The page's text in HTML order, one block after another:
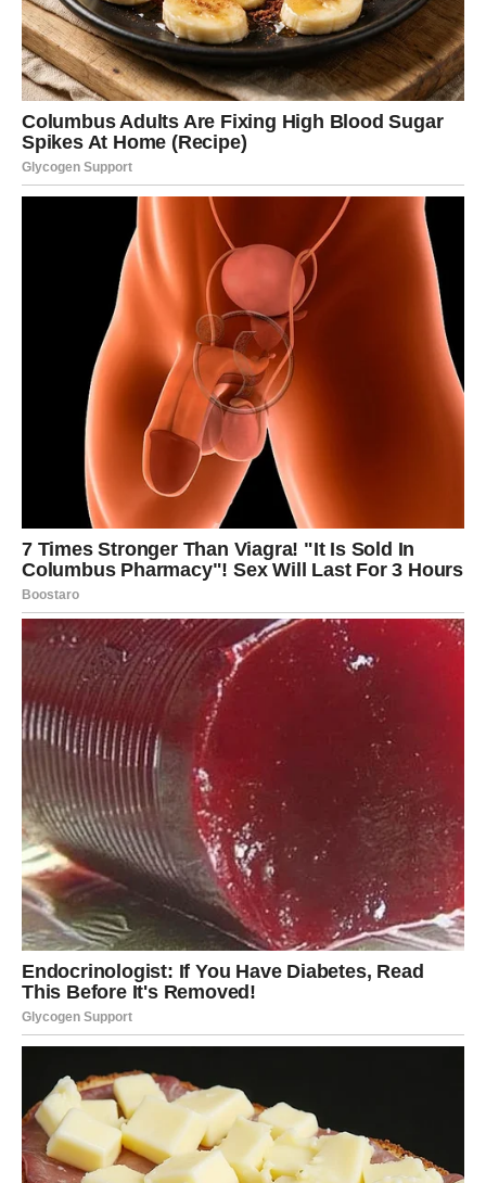
zdravo za gotovo sada gube pristup tvojoj energiji –
prirodno, bez drame.
Ako se neko iz prošlosti vrati, to više nije test tvoje
strpljivosti, već potvrda da si prerastao staru ulogu.
Ljubav: Više ne biraš mir bez
U ljubavi je Vaga često bila ona koja popušta, prilagođava
se i čeka. Često si birao kompromis i onda kada je
kompromis značio da potisneš sopstvene želje. Prošlost
te je naučila koliko ljubav može boleti kada se gradi na
Sada se to menja.
Više ne pristaješ na odnose u kojima moraš da nagađaš
gde stojiš. Ne želiš nejasne emocije, polovične odgovore
i stalno vaganje tuđih raspoloženja. Želiš ljubav u kojoj
postoji
Ako si slobodan, pred tobom je susret sa osobom koja ne
traži da se smanjiš da bi se uklopio. Ako si u vezi, odnos
ili ulazi u zdraviju fazu otvorenog razgovora ili se jasno
vidi šta više nema budućnost.
Najveća lekcija koju si naučio:
ljubav bez istine nije mir – to je odlaganje bola.
Unutrašnja snaga: Odluke bez
griže savesti
Vaga je dugo verovala da je snaga u vaganju svih opcija
do beskonačnosti. Prošlost te je naučila da predugo
razmišljanje često vodi gubitku prilika, ali i
samopouzdanja. Sada dolazi velika promena.